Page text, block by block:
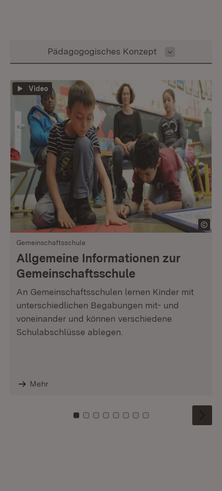
Inhalt auswählen
Pädagogogisches Konzept
Video
Gemeinschaftsschule
Allgemeine Informationen zur
Gemeinschaftsschule
An Gemeinschaftsschulen lernen Kinder mit
unterschiedlichen Begabungen mit- und
voneinander und können verschiedene
Schulabschlüsse ablegen.
Mehr
Zu Kachel: 0
Zu Kachel: 1
Zu Kachel: 2
Zu Kachel: 3
Zu Kachel: 4
Zu Kachel: 5
Zu Kachel: 6
Zu Kachel: 7